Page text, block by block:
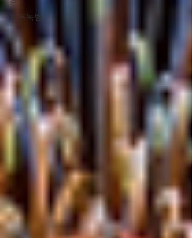
녹두녹병